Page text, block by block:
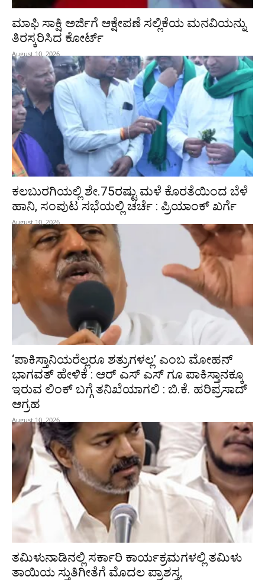
ಮಾಫಿ ಸಾಕ್ಷಿ ಅರ್ಜಿಗೆ ಆಕ್ಷೇಪಣೆ ಸಲ್ಲಿಕೆಯ ಮನವಿಯನ್ನು
ತಿರಸ್ಕರಿಸಿದ ಕೋರ್ಟ್‌
August 10, 2026
ಕಲಬುರಗಿಯಲ್ಲಿ ಶೇ.75ರಷ್ಟು ಮಳೆ ಕೊರತೆಯಿಂದ ಬೆಳೆ
ಹಾನಿ, ಸಂಪುಟ‌ ಸಭೆಯಲ್ಲಿ ಚರ್ಚೆ : ಪ್ರಿಯಾಂಕ್ ಖರ್ಗೆ
August 10, 2026
‘ಪಾಕಿಸ್ತಾನಿಯರೆಲ್ಲರೂ ಶತ್ರುಗಳಲ್ಲ’ ಎಂಬ ಮೋಹನ್‌
ಭಾಗವತ್ ಹೇಳಿಕೆ : ಆರ್ ಎಸ್ ಎಸ್ ಗೂ ಪಾಕಿಸ್ತಾನಕ್ಕೂ
ಇರುವ ಲಿಂಕ್ ಬಗ್ಗೆ ತನಿಖೆಯಾಗಲಿ : ಬಿ.ಕೆ. ಹರಿಪ್ರಸಾದ್‌
ಆಗ್ರಹ
August 10, 2026
ತಮಿಳುನಾಡಿನಲ್ಲಿ ಸರ್ಕಾರಿ ಕಾರ್ಯಕ್ರಮಗಳಲ್ಲಿ ತಮಿಳು
ತಾಯಿಯ ಸ್ತುತಿಗೀತೆಗೆ ಮೊದಲ ಪ್ರಾಶಸ್ತ್ಯ